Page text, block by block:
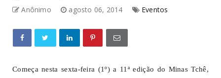
Anônimo agosto 06, 2014 Eventos
Começa nesta sexta-feira (1º) a 11ª edição do Minas Tchê,